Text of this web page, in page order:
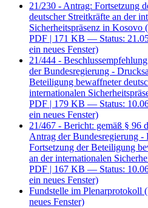
21/230 - Antrag: Fortsetzung
deutscher Streitkräfte an der
Sicherheitspräsenz in Kosovo
PDF | 171 KB — Status:
ein neues Fenster)
21/444 -
der Bundesregierung -
Beteiligung bewaffneter
internationalen
PDF | 179 KB — Status:
ein neues Fenster)
21/467 - Bericht: gemäß § 96
Antrag der Bundesregierung
Fortsetzung der Beteiligung
an der internationalen
PDF | 167 KB — Status:
ein neues Fenster)
Fundstelle im Plenarprotokoll
neues Fenster)